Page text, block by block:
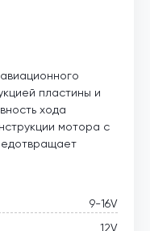
пластины и
хода
мотора с
9-16V
12V